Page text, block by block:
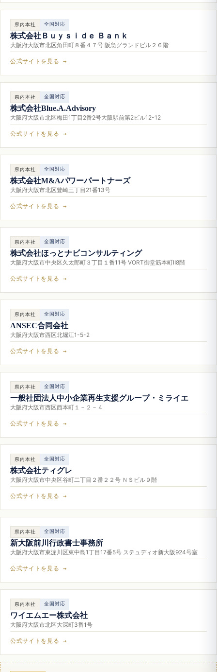
県内本社 全国対応
株式会社Ｂｕｙｓｉｄｅ Ｂａｎｋ
大阪府大阪市北区角田町８番４７号 阪急グランドビル２６階
公式サイトを見る →
県内本社 全国対応
株式会社Blue.A.Advisory
大阪府大阪市北区梅田1丁目2番2号大阪駅前第2ビル12-12
公式サイトを見る →
県内本社 全国対応
株式会社M&Aパワーパートナーズ
大阪府大阪市北区豊崎三丁目21番13号
公式サイトを見る →
県内本社 全国対応
株式会社ほっとナビコンサルティング
大阪府大阪市中央区久太郎町３丁目１番11号 VORT御堂筋本町Ⅱ8階
公式サイトを見る →
県内本社 全国対応
ANSEC合同会社
大阪府大阪市西区北堀江1-5-2
公式サイトを見る →
県内本社 全国対応
一般社団法人中小企業再生支援グループ・ミライエ
大阪府大阪市西区西本町１－２－４
公式サイトを見る →
県内本社 全国対応
株式会社ティグレ
大阪府大阪市中央区谷町二丁目２番２２号 ＮＳビル９階
公式サイトを見る →
県内本社 全国対応
新大阪前川行政書士事務所
大阪府大阪市東淀川区東中島1丁目17番5号 ステュディオ新大阪924号室
公式サイトを見る →
県内本社 全国対応
ワイエムエー株式会社
大阪府大阪市北区大深町3番1号
公式サイトを見る →